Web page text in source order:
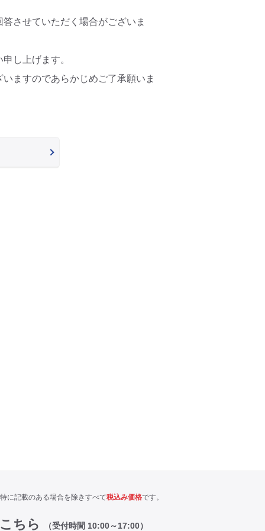
させていただく場合がございま
し上げます。
ますのであらかじめご了承願いま
に記載のある場合を除きすべて税込み価格です。
ちら （受付時間 10:00～17:00）